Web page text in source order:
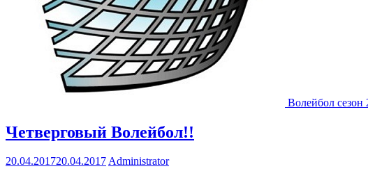
Волейбол сезон
Четверговый Волейбол!!
20.04.201720.04.2017Administrator